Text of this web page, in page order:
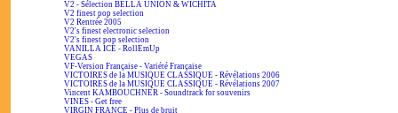
V2 - Sélection BELLA UNION & WICHITA
V2 finest pop selection
V2 Rentrée 2005
V2's finest electronic selection
V2's finest pop selection
VANILLA ICE - RollEmUp
VEGAS
VF-Version Française - Variété Française
VICTOIRES de la MUSIQUE CLASSIQUE - Révélations 2006
VICTOIRES de la MUSIQUE CLASSIQUE - Révélations 2007
Vincent KAMBOUCHNER - Soundtrack for souvenirs
VINES - Get free
VIRGIN FRANCE - Plus de bruit